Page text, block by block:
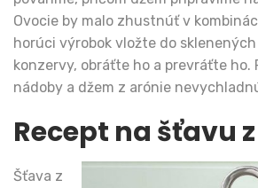
Ovocie by malo zhustnúť v
horúci výrobok vložte do
konzervy, obráťte ho a prevráťte ho.
nádoby a džem z arónie
Recept na šťavu
Šťava z